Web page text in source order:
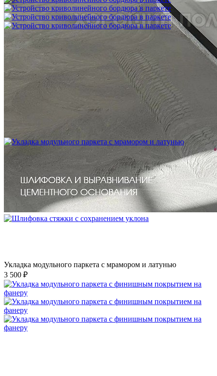
Устройство криволинейного бордюра в паркете
2 500 ₽
Укладка модульного паркета с мрамором и латунью
3 500 ₽